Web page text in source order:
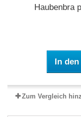
Haubenbra
In
Zum Vergleich